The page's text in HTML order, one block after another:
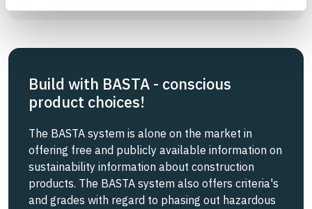
Build with BASTA - conscious
product choices!
The BASTA system is alone on the market in
offering free and publicly available information on
sustainability information about construction
products. The BASTA system also offers criteria's
and grades with regard to phasing out hazardous